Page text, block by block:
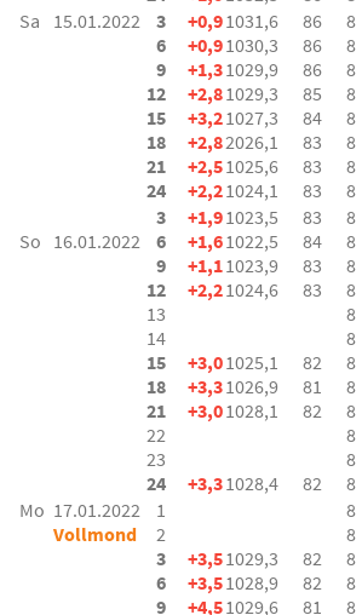
Sa
15.01.2022
3
6
9
12
15
18
21
24
+0,9
+0,9
+1,3
+2,8
+3,2
+2,8
+2,5
+2,2
1031,6
1030,3
1029,9
1029,3
1027,3
2026,1
1025,6
1024,1
86
86
86
85
84
83
83
83
8
8
8
8
8
8
8
8
So 16.01.2022
3
6
9
12
13
14
15
18
21
22
23
24
+1,9
+1,6
+1,1
+2,2
+3,0
+3,3
+3,0
+3,3
1023,5
1022,5
1023,9
1024,6
1025,1
1026,9
1028,1
1028,4
83
84
83
83
82
81
82
82
8
8
8
8
8
8
8
8
8
8
8
8
Mo 17.01.2022
Vollmond
1
2
3
6
9
+3,5
+3,5
+4,5
1029,3
1028,9
1029,6
82
82
81
8
8
8
8
8